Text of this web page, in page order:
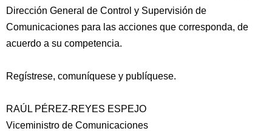
Dirección General de Control y Supervisión de
Comunicaciones para las acciones que corresponda, de
acuerdo a su competencia.
Regístrese, comuníquese y publíquese.
RAÚL PÉREZ-REYES ESPEJO
Viceministro de Comunicaciones